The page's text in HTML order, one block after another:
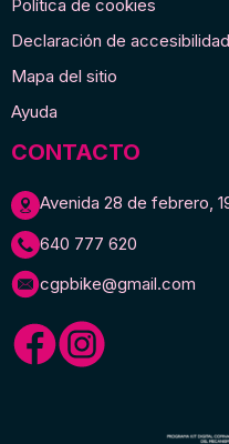
Política de cookies
Declaración de accesibilidad
Mapa del sitio
Ayuda
CONTACTO
Avenida 28 de febrero,
640 777 620
cgpbike@gmail.com